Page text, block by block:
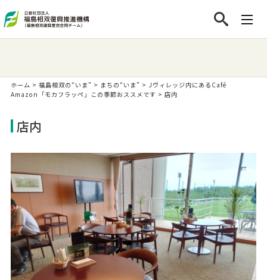
ホーム > 福島相双の“いま” > まちの“いま” > Jヴィレッジ内にあるCafé
Amazon「モカフラッペ」この季節おススメです > 店内
店内